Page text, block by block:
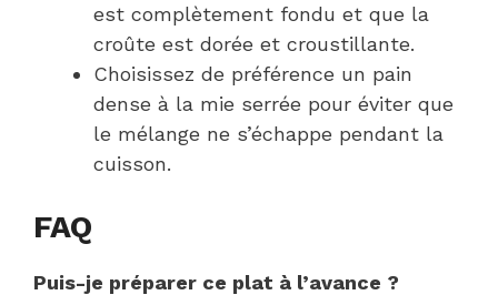
est complètement fondu et que la
croûte est dorée et croustillante.
Choisissez de préférence un pain
dense à la mie serrée pour éviter que
le mélange ne s’échappe pendant la
cuisson.
FAQ
Puis-je préparer ce plat à l’avance ?